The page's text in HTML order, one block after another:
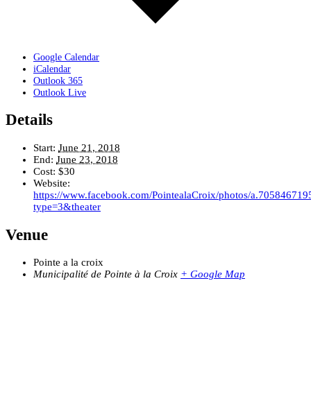
Google Calendar
iCalendar
Outlook 365
Outlook Live
Details
Start: June 21, 2018
End: June 23, 2018
Cost: $30
Website:
https://www.facebook.com/PointealaCroix/photos/
type=3&theater
Venue
Pointe a la croix
Municipalité de Pointe à la Croix + Google Map